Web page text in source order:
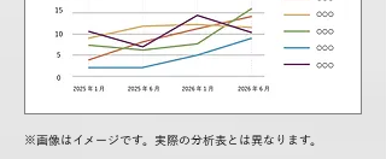
※画像はイメージです。実際の分析表とは異なります。